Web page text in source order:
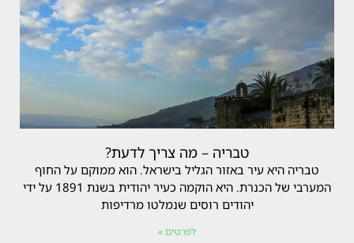
טבריה – מה צריך לדעת?
טבריה היא עיר באזור הגליל בישראל. הוא ממוקם על החוף
המערבי של הכנרת. היא הוקמה כעיר יהודית בשנת 1891 על ידי
יהודים רוסים שנמלטו מרדיפות
לפרטים »